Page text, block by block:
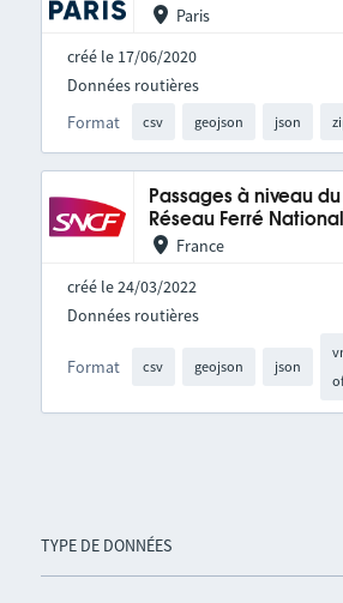
TYPE DE DONNÉES
Paris
créé le 17/06/2020
Format csv geojson json
Données routières
Passages à niveau du
Réseau Ferré National
France
créé le 24/03/2022
Format csv geojson json
Données routières